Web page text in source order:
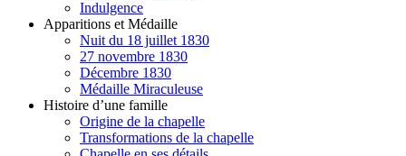
Indulgence
Apparitions et Médaille
Nuit du 18 juillet 1830
27 novembre 1830
Décembre 1830
Médaille Miraculeuse
Histoire d’une famille
Origine de la chapelle
Transformations de la chapelle